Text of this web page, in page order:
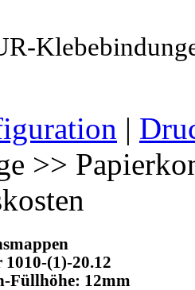
|
>>
(1)-20.12
Füllhöhe: 12mm